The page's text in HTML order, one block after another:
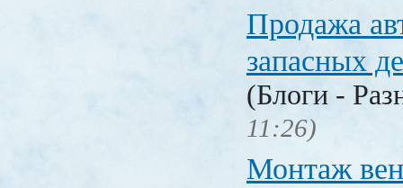
Продажа
запасных
(Блоги -
11:26)
Монтаж